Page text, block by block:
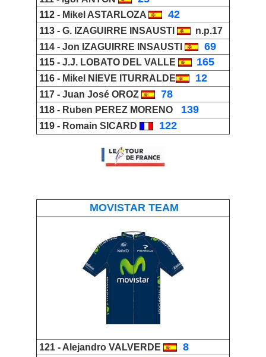
112 - Mikel ASTARLOZA 42
113 - G. IZAGUIRRE INSAUSTI
n.p.17
114 - Jon IZAGUIRRE INSAUST 69
115 - J.J. LOBATO DEL VALLE 165
116 - Mikel NIEVE ITURRALDE 12
117 - Juan José OROZ 78
118 - Ruben PEREZ MORENO 139
119 - Romain SICARD 122
MOVISTAR TEAM
121 - Alejandro VALVERDE 8